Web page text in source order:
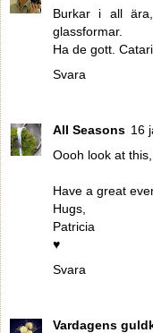
Burkar i all
glassformar.
Ha de gott.
Svara
All Seasons 16
Oooh look at
Have a great
Hugs,
Patricia
♥
Svara
Vardagens